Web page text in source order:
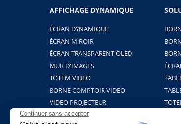
AFFICHAGE DYNAMIQUE
ÉCRAN DYNAMIQUE
ÉCRAN MIROIR
ÉCRAN TRANSPARENT OLED
MUR D'IMAGES
TOTEM VIDEO
BORNE COMPTOIR VIDEO
VIDEO PROJECTEUR
BORNE HOLOGRAMME